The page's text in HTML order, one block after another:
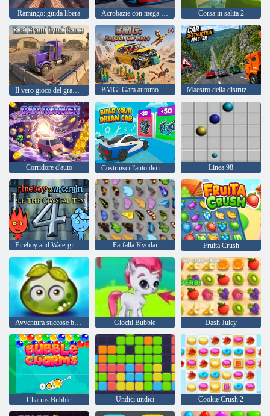
Ramingo: guida libera Corsa in salita 2
Il vero gioco del grande camion BMG: Gara automobilistica Ragdoll Maestro della distruzione di automobili
Corridore d'auto Costruisci l'auto dei tuoi sogni Linea 98
Farfalla Kyodai Fruita Crush
Giochi Bubble Dash Juicy
Charms Bubble Undici undici Cookie Crush 2